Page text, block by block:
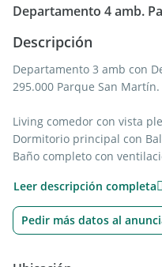
Departamento 4 amb.
Descripción
Departamento 3 amb con
295.000 Parque San Martín.
Living comedor con vista
Dormitorio principal con
Baño completo con
Dependencia con Baño de
Cómoda cocina con
Lavadero
Leer descripción completa
Pedir más datos al